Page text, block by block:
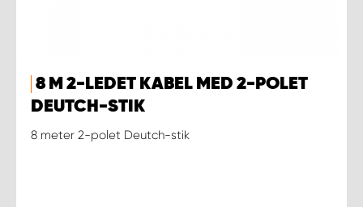
8 M 2-LEDET KABEL MED 2-POLET
DEUTCH-STIK
8 meter 2-polet Deutch-stik